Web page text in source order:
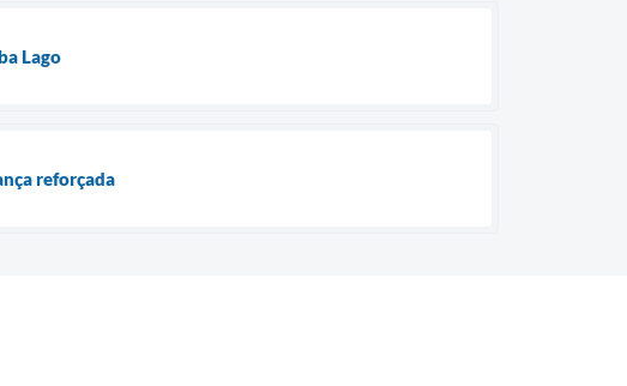
Lago
reforçada